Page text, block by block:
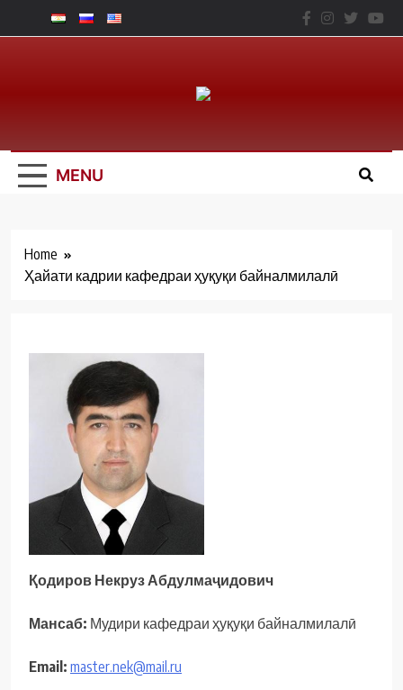
to
Юридический
Факальтет – ТНУ
MENU
Home
Ҳайати кадрии кафедраи ҳуқуқи байналмилалӣ
Қодиров Некруз Абдулмаҷидович
Мансаб: Мудири кафедраи ҳуқуқи байналмилалӣ
Email : master.nek@mail.ru